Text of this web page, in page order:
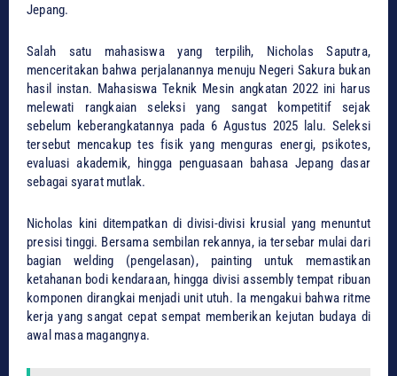
Jepang.
​Salah satu mahasiswa yang terpilih, Nicholas Saputra,
menceritakan bahwa perjalanannya menuju Negeri Sakura bukan
hasil instan. Mahasiswa Teknik Mesin angkatan 2022 ini harus
melewati rangkaian seleksi yang sangat kompetitif sejak
sebelum keberangkatannya pada 6 Agustus 2025 lalu. Seleksi
tersebut mencakup tes fisik yang menguras energi, psikotes,
evaluasi akademik, hingga penguasaan bahasa Jepang dasar
sebagai syarat mutlak.
​Nicholas kini ditempatkan di divisi-divisi krusial yang menuntut
presisi tinggi. Bersama sembilan rekannya, ia tersebar mulai dari
bagian welding (pengelasan), painting untuk memastikan
ketahanan bodi kendaraan, hingga divisi assembly tempat ribuan
komponen dirangkai menjadi unit utuh. Ia mengakui bahwa ritme
kerja yang sangat cepat sempat memberikan kejutan budaya di
awal masa magangnya.